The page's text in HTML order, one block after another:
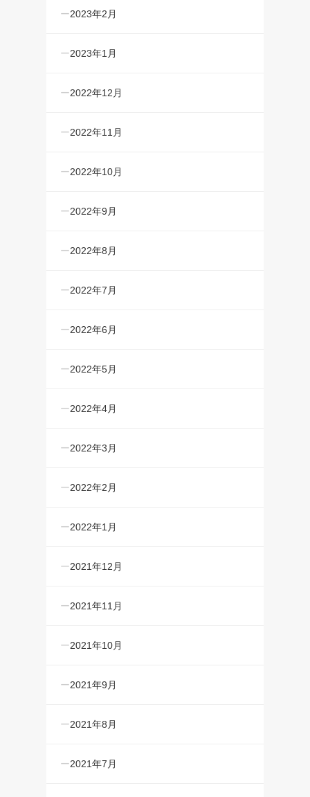
2023年2月
2023年1月
2022年12月
2022年11月
2022年10月
2022年9月
2022年8月
2022年7月
2022年6月
2022年5月
2022年4月
2022年3月
2022年2月
2022年1月
2021年12月
2021年11月
2021年10月
2021年9月
2021年8月
2021年7月